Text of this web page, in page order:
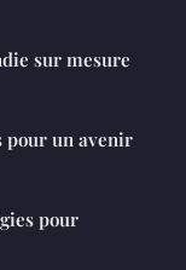
sur mesure
pour un avenir
pour